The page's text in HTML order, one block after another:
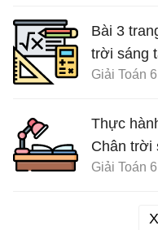
Bài 3
trời sáng
Giải Toán
Thực
Chân trời
Giải Toán